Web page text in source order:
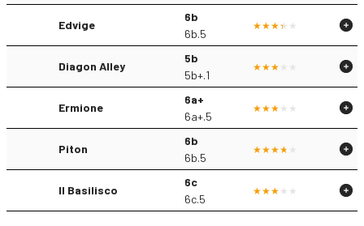
Edvige
6b
6b.5
Diagon Alley
5b
5b+.1
Ermione
6a+
6a+.5
Piton
6b
6b.5
Il Basilisco
6c
6c.5